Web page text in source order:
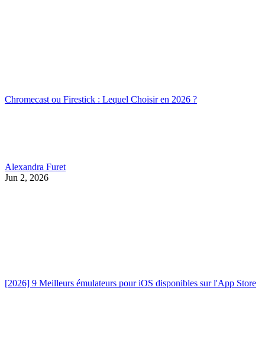
Chromecast ou Firestick : Lequel Choisir en 2026 ?
Alexandra Furet
Jun 2, 2026
[2026] 9 Meilleurs émulateurs pour iOS disponibles sur l'App Store